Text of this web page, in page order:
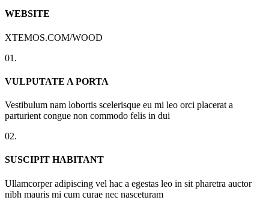
WEBSITE
XTEMOS.COM/WOOD
01.
VULPUTATE A PORTA
Vestibulum nam lobortis scelerisque eu mi leo orci placerat a
parturient congue non commodo felis in dui
02.
SUSCIPIT HABITANT
Ullamcorper adipiscing vel hac a egestas leo in sit pharetra auctor
nibh mauris mi cum curae nec nasceturam